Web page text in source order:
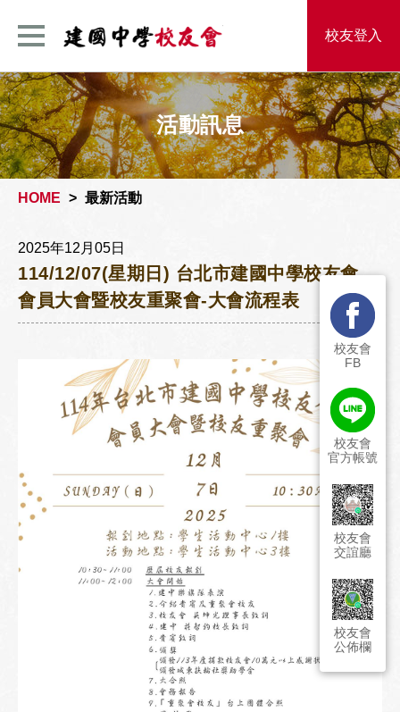
校友登入
校友會
FB
校友會
官方帳號
校友會
交誼廳
校友會
公佈欄
活動訊息
HOME 最新活動
2025年12月05日
114/12/07(星期日) 台北市建國中學校友會
會員大會暨校友重聚會-大會流程表